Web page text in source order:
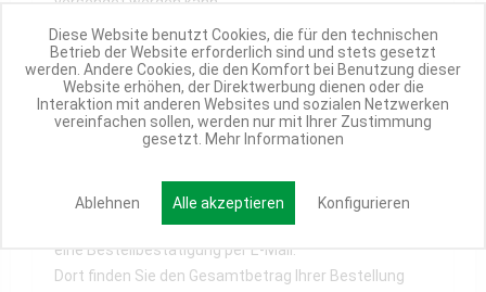
Klarna SOFORT entspricht damit den hohen
Sicherheitsstandards des Online-Bankings und
verfügt über TÜV-geprüften Datenschutz.
Nach erfolgreichem Bestellabschluss erhalten Sie
eine Bestellbestätigung per E-Mail.
Dort finden Sie den Gesamtbetrag Ihrer Bestellung
Diese Website benutzt Cookies, die für den technischen
Betrieb der Website erforderlich sind und stets gesetzt
werden. Andere Cookies, die den Komfort bei Benutzung dieser
Website erhöhen, der Direktwerbung dienen oder die
Interaktion mit anderen Websites und sozialen Netzwerken
vereinfachen sollen, werden nur mit Ihrer Zustimmung
gesetzt. Mehr Informationen
Ablehnen Alle akzeptieren Konfigurieren